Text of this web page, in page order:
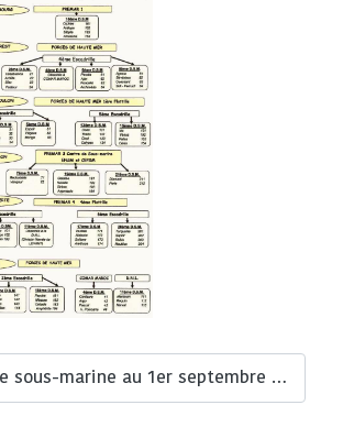
marine au 1er septembre 1939